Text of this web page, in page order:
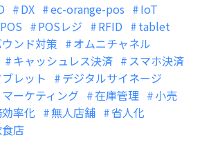
DX ec-orange-pos
IoT
POS POSレジ RFID
tablet
ンド対策
オムニチャネル
キャッシュレス決済
スマホ決済
レット
デジタルサイネージ
マーケティング 在庫管理
小売
率化 無人店舗
省人化
店